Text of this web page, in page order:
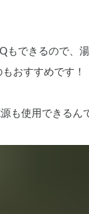
おすすめです！